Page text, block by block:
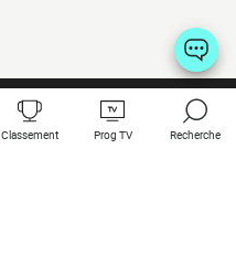
Classement Prog TV Recherche